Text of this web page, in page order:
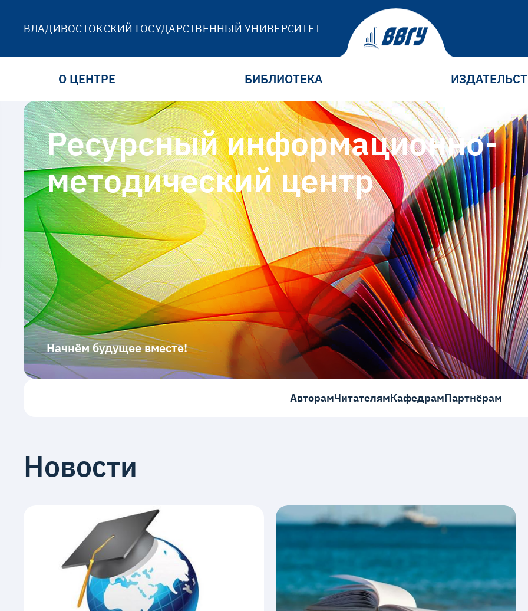
ВЛАДИВОСТОКСКИЙ ГОСУДАРСТВЕННЫЙ УНИВЕРСИТЕТ
О ЦЕНТРЕ БИБЛИОТЕКА
Ресурсный информационно-
методический центр
Начнём будущее вместе!
АвторамЧитателямКафедрамПартнёрам
Новости